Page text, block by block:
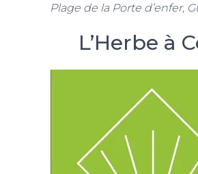
Plage de la Porte d’enfer,
L’Herbe à